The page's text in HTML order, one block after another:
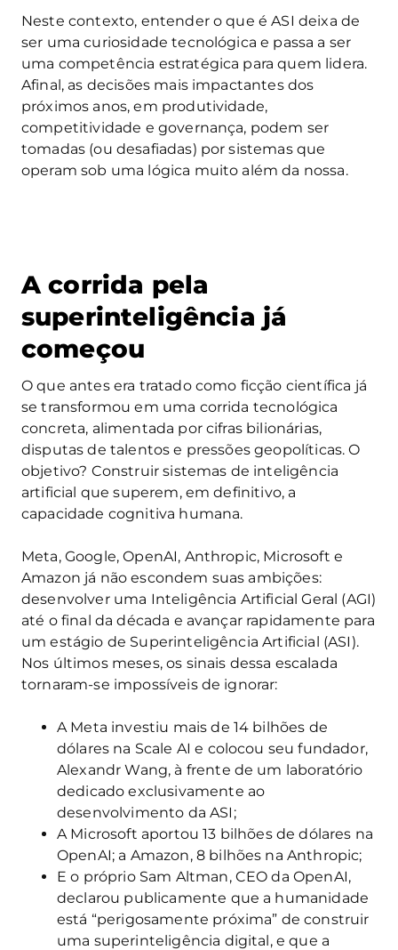
Neste contexto, entender o que é ASI deixa de
ser uma curiosidade tecnológica e passa a ser
uma competência estratégica para quem lidera.
Afinal, as decisões mais impactantes dos
próximos anos, em produtividade,
competitividade e governança, podem ser
tomadas (ou desafiadas) por sistemas que
operam sob uma lógica muito além da nossa.
A corrida pela
superinteligência já
começou
O que antes era tratado como ficção científica já
se transformou em uma corrida tecnológica
concreta, alimentada por cifras bilionárias,
disputas de talentos e pressões geopolíticas. O
objetivo? Construir sistemas de inteligência
artificial que superem, em definitivo, a
capacidade cognitiva humana.
Meta, Google, OpenAI, Anthropic, Microsoft e
Amazon já não escondem suas ambições:
desenvolver uma Inteligência Artificial Geral (AGI)
até o final da década e avançar rapidamente para
um estágio de Superinteligência Artificial (ASI).
Nos últimos meses, os sinais dessa escalada
tornaram-se impossíveis de ignorar:
A Meta investiu mais de 14 bilhões de
dólares na Scale AI e colocou seu fundador,
Alexandr Wang, à frente de um laboratório
dedicado exclusivamente ao
desenvolvimento da ASI;
A Microsoft aportou 13 bilhões de dólares na
OpenAI; a Amazon, 8 bilhões na Anthropic;
E o próprio Sam Altman, CEO da OpenAI,
declarou publicamente que a humanidade
está “perigosamente próxima” de construir
uma superinteligência digital, e que a